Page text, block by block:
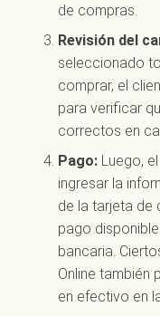
de compras.
Revisión del
seleccionado
comprar, el
para verificar
correctos en
Pago: Luego,
ingresar la
de la tarjeta de
pago
bancaria.
Online también
en efectivo en